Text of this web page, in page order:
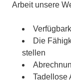
Arbeit unsere
Die
stellen
Tadellose